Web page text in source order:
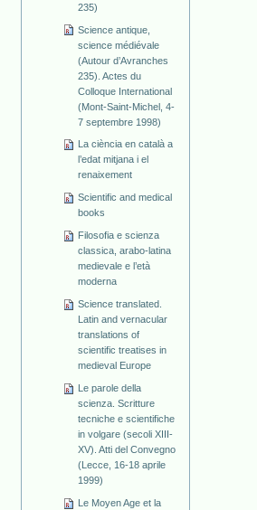
235)
Science antique,
science médiévale
(Autour d’Avranches
235). Actes du
Colloque International
(Mont-Saint-Michel, 4-
7 septembre 1998)
La ciència en català a
l’edat mitjana i el
renaixement
Scientific and medical
books
Filosofia e scienza
classica, arabo-latina
medievale e l’età
moderna
Science translated.
Latin and vernacular
translations of
scientific treatises in
medieval Europe
Le parole della
scienza. Scritture
tecniche e scientifiche
in volgare (secoli XIII-
XV). Atti del Convegno
(Lecce, 16-18 aprile
1999)
Le Moyen Age et la